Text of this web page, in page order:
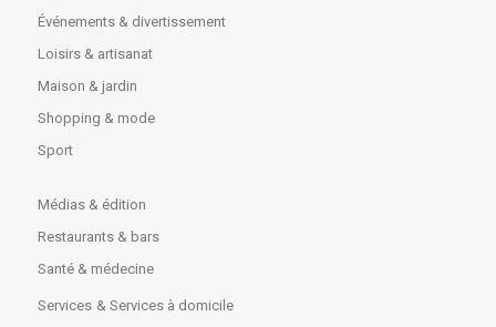
Événements & divertissement
Loisirs & artisanat
Maison & jardin
Shopping & mode
Sport
Médias & édition
Restaurants & bars
Santé & médecine
Services & Services à domicile